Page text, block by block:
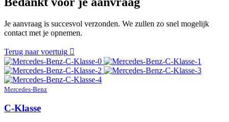
Je aanvraag is succesvol verzonden. We zullen zo snel mogelijk
contact met je opnemen.
Terug naar voertuig
Mercedes-Benz
C-Klasse